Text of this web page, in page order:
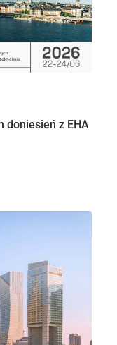
doniesień z EHA